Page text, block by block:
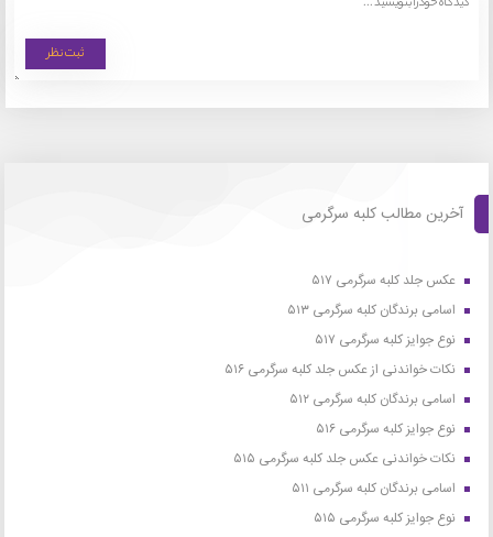
آخرین مطالب کلبه سرگرمی
عکس جلد کلبه سرگرمی ۵۱۷
اسامی برندگان کلبه سرگرمی ۵۱۳
نوع جوایز کلبه سرگرمی ۵۱۷
نکات خواندنی از عکس جلد کلبه سرگرمی ۵۱۶
اسامی برندگان کلبه سرگرمی ۵۱۲
نوع جوایز کلبه سرگرمی ۵۱۶
نکات خواندنی عکس جلد کلبه سرگرمی ۵۱۵
اسامی برندگان کلبه سرگرمی ۵۱۱
نوع جوایز کلبه سرگرمی ۵۱۵